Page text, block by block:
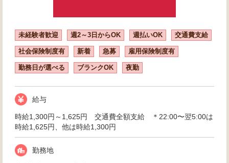
未経験者歓迎 週2～3日からOK 週払いOK 交通費支給
社会保険制度有 新着 急募 雇用保険制度有
勤務日が選べる ブランクOK 夜勤
給与
時給1,300円～1,625円 交通費全額支給 ＊22:00〜翌5:00は
時給1,625円、他は時給1,300円
勤務地